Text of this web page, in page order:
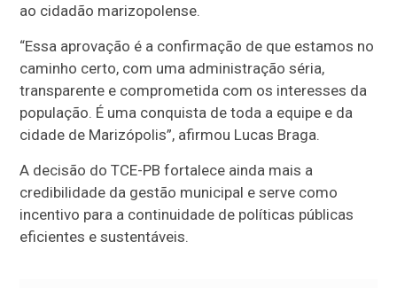
ao cidadão marizopolense.
“Essa aprovação é a confirmação de que estamos no
caminho certo, com uma administração séria,
transparente e comprometida com os interesses da
população. É uma conquista de toda a equipe e da
cidade de Marizópolis”, afirmou Lucas Braga.
A decisão do TCE-PB fortalece ainda mais a
credibilidade da gestão municipal e serve como
incentivo para a continuidade de políticas públicas
eficientes e sustentáveis.